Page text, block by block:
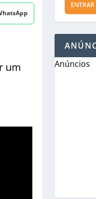
um
ENTRAR
Anúncios